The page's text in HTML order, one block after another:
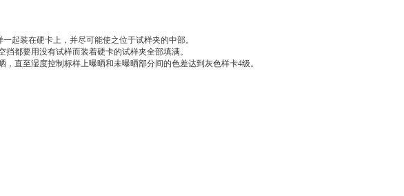
起装在硬卡上，并尽可能使之位于试样夹的中部。
都要用没有试样而装着硬卡的试样夹全部填满。
直至湿度控制标样上曝晒和未曝晒部分间的色差达到灰色样卡4级。